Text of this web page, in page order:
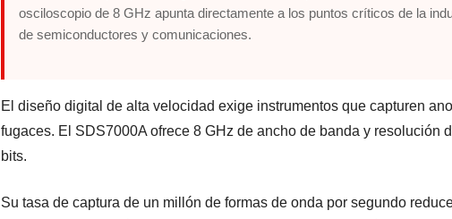
osciloscopio de 8 GHz apunta directamente a los puntos críticos de la
de semiconductores y comunicaciones.
El diseño digital de alta velocidad exige instrumentos que capturen
fugaces. El SDS7000A ofrece 8 GHz de ancho de banda y resolución
bits.
Su tasa de captura de un millón de formas de onda por segundo